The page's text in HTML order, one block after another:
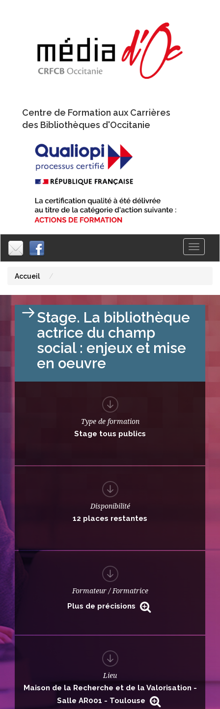
Centre de Formation aux Carrières
des Bibliothèques d'Occitanie
Toggle
Accueil
Stage. La bibliothèque
actrice du champ
social : enjeux et mise
en oeuvre
Type de formation
Stage tous publics
Disponibilité
12 places restantes
Formateur / Formatrice
Plus de précisions
Lieu
Maison de la Recherche et de la Valorisation -
Salle AR001 - Toulouse